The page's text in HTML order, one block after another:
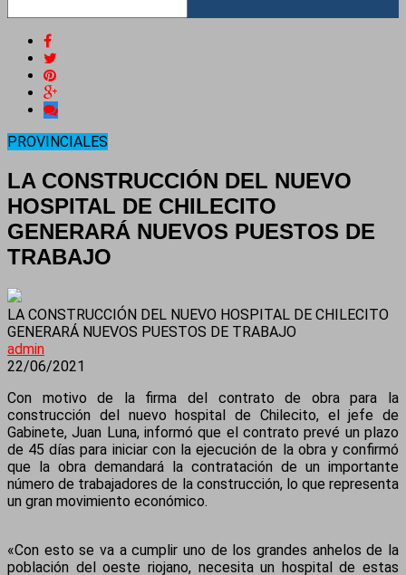
PROVINCIALES
LA CONSTRUCCIÓN DEL NUEVO
HOSPITAL DE CHILECITO
GENERARÁ NUEVOS PUESTOS DE
TRABAJO
LA CONSTRUCCIÓN DEL NUEVO HOSPITAL DE CHILECITO
GENERARÁ NUEVOS PUESTOS DE TRABAJO
admin
22/06/2021
Con motivo de la firma del contrato de obra para la
construcción del nuevo hospital de Chilecito, el jefe de
Gabinete, Juan Luna, informó que el contrato prevé un plazo
de 45 días para iniciar con la ejecución de la obra y confirmó
que la obra demandará la contratación de un importante
número de trabajadores de la construcción, lo que representa
un gran movimiento económico.
«Con esto se va a cumplir uno de los grandes anhelos de la
población del oeste riojano, necesita un hospital de estas